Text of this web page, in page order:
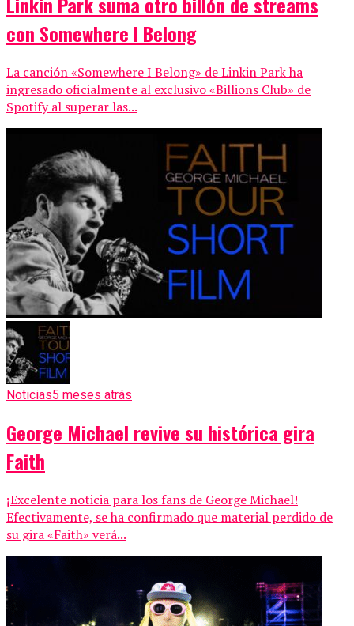
con Somewhere I Belong
La canción «Somewhere I Belong» de Linkin Park ha
ingresado oficialmente al exclusivo «Billions Club» de
Spotify al superar las...
Noticias5 meses atrás
George Michael revive su histórica gira
Faith
¡Excelente noticia para los fans de George Michael!
Efectivamente, se ha confirmado que material perdido de
su gira «Faith» verá...